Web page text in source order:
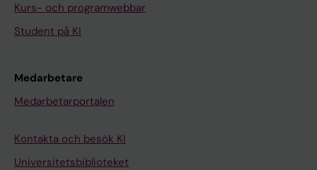
Kurs- och programwebbar
Student på KI
Medarbetare
Medarbetarportalen
Kontakta och besök KI
Universitetsbiblioteket